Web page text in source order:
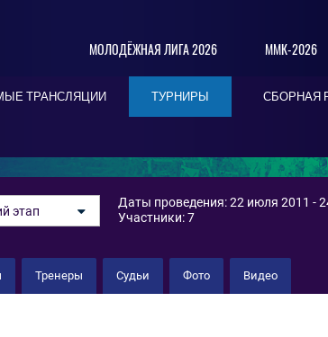
МОЛОДЁЖНАЯ ЛИГА 2026 ММК-2026
ТРАНСЛЯЦИИ ТУРНИРЫ СБОРНАЯ
этап
Даты проведения: 22 июля 2011 -
Участники: 7
Тренеры Судьи Фото Видео